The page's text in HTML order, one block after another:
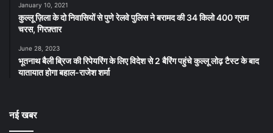
January 10, 2021
कुल्लू ज़िला के दो निवासियों से पुणे रेलवे पुलिस ने बरामद की 34 किलो 400 ग्राम
चरस, गिरफ़्तार
June 28, 2023
भूतनाथ बैली ब्रिज की रिपेयरिंग के लिए विदेश से 2 बैरिंग पहुंचे कुल्लू लोढ़ टैस्ट के बाद
यातायात होगा बहाल-राजेश शर्मा
नई खबर